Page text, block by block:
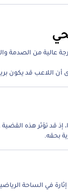
عالية من الصدمة
اللاعب قد يكون
قد تؤثر هذه
بحقه.